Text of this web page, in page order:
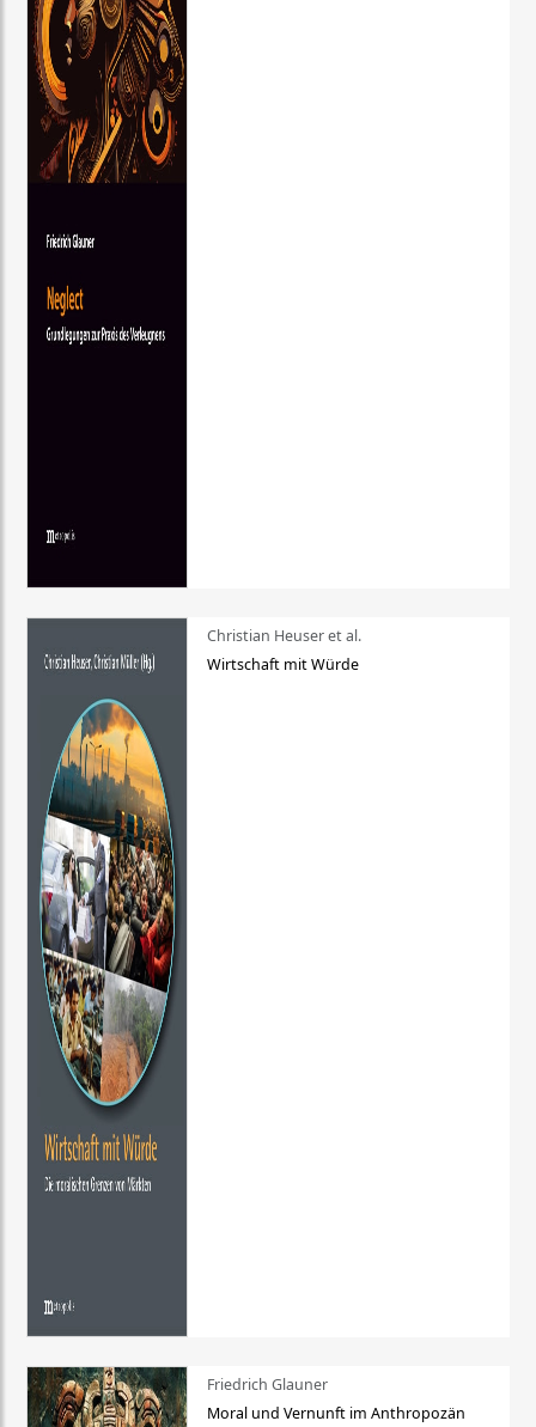
Christian Heuser et al.
Wirtschaft mit Würde
Friedrich Glauner
Moral und Vernunft im Anthropozän